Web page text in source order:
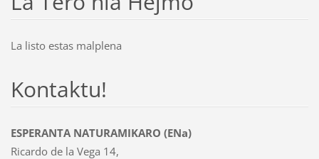
La listo estas malplena
Kontaktu!
ESPERANTA NATURAMIKARO (ENa)
Ricardo de la Vega 14,